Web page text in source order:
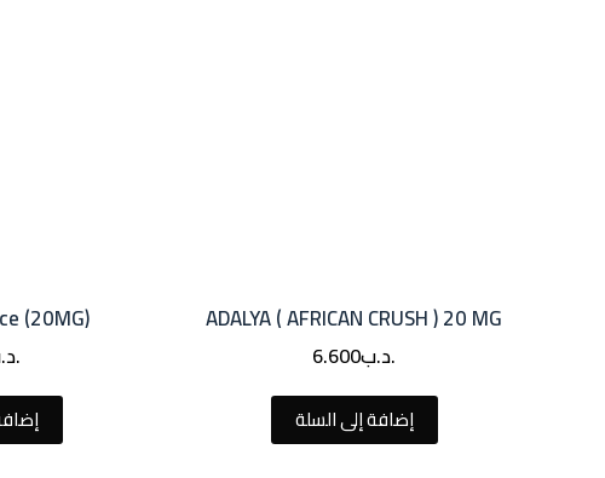
ADALYA ( AFRICAN CRUSH ) 20 MG
.د.ب6.600
إضافة إلى السلة
(20MG)